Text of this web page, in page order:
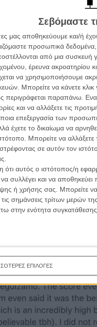
Σεβόμαστε
μας αποθηκεύουμε και/ή
προσωπικά
από μια συσκευή
έρευνα ακροατηρίου
να χρησιμοποιήσουμε
Μπορείτε να κάνετε κλικ
περιγράφεται παραπάνω.
και να αλλάξετε τις
επεξεργασία των
έχετε το δικαίωμα να
Μπορείτε να
σε αυτόν τον
αυτός ο ιστότοπος/η
συλλέγει και να
ή χρήσης σας. Μπορείτε να
σημάνσεις τρίτων μερών
στην ενότητα
ΕΠΙΛΟΓΕΣ